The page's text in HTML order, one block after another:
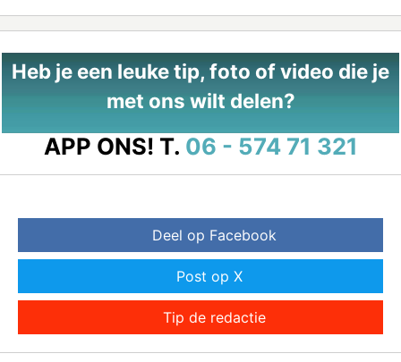
Heb je een leuke tip, foto of video die je
met ons wilt delen?
APP ONS! T. 06 - 574 71 321
Deel op Facebook
Post op X
Tip de redactie